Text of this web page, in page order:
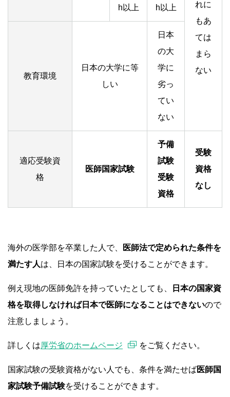
h以上
h以上
れに
もあ
ては
まら
ない
教育環境
日本の大学に等
しい
日本
の大
学に
劣っ
てい
ない
適応受験資
格
医師国家試験
予備
試験
受験
資格
受験
資格
なし
海外の医学部を卒業した人で、
医師法で定められた条件を
満たす人は、日本の国家試験を受けることができます。
例え現地の医師免許を持っていたとしても、
日本の国家資
格を取得しなければ日本で医師になることはできないので
注意しましょう。
詳しくは厚労省のホームページ をご覧ください。
国家試験の受験資格がない人でも、条件を満たせば医師国
家試験予備試験を受けることができます。